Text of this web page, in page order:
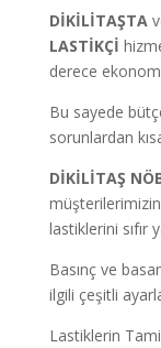
DİKİLİTAŞTA
LASTİKÇİ
derece
Bu sayede
sorunlardan
DİKİLİTAŞ
lastiklerini sıfır
Basınç ve
ilgili çeşitli
Lastiklerin